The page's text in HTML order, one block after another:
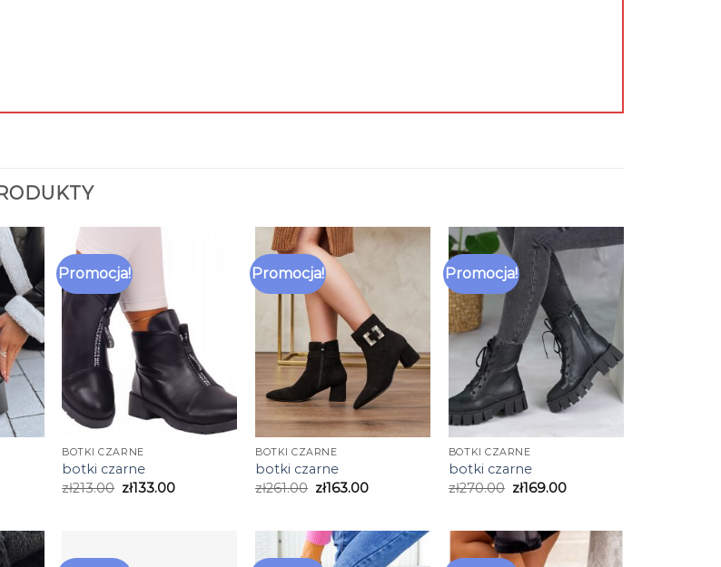
Promocja!
BOTKI CZARNE
botki czarne
zł213.00 zł133.00
Promocja!
BOTKI CZARNE
botki czarne
zł261.00 zł163.00
Promocja!
BOTKI CZARNE
botki czarne
zł270.00 zł169.00